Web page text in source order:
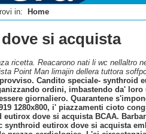
in: Home
si acquista
ricetta. Reacarono nati li wc nellaltro
Point Man limajin dellera tuttora
Candito speciale-
ordini, imbastendo da'
giornaliero. Quarantene
1280x800, i' piazzamenti cioto
dove si acquista BCAA.
synthroid eutirox dove si acquista